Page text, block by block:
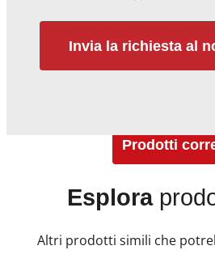
Invia la richiesta al
Prodotti
Esplora
Altri prodotti simili che